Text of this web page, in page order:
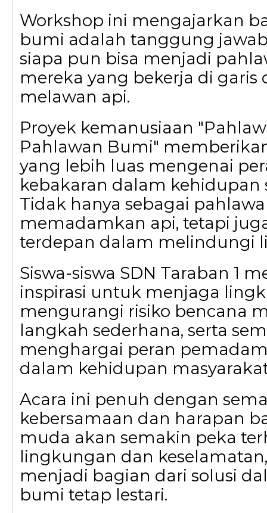
Workshop ini mengajarkan
bumi adalah tanggung
siapa pun bisa menjadi
mereka yang bekerja di garis
melawan api.
Proyek kemanusiaan
Pahlawan Bumi"
yang lebih luas mengenai
kebakaran dalam kehidupan
Tidak hanya sebagai
memadamkan api, tetapi
terdepan dalam melindungi
Siswa-siswa SDN Taraban 1
inspirasi untuk menjaga
mengurangi risiko bencana
langkah sederhana, serta
menghargai peran
dalam kehidupan
Acara ini penuh dengan
kebersamaan dan harapan
muda akan semakin peka
lingkungan dan
menjadi bagian dari solusi
bumi tetap lestari.